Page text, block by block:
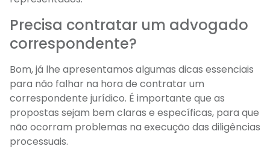
Precisa contratar um advogado
correspondente?
Bom, já lhe apresentamos algumas dicas essenciais
para não falhar na hora de contratar um
correspondente jurídico. É importante que as
propostas sejam bem claras e específicas, para que
não ocorram problemas na execução das diligências
processuais.